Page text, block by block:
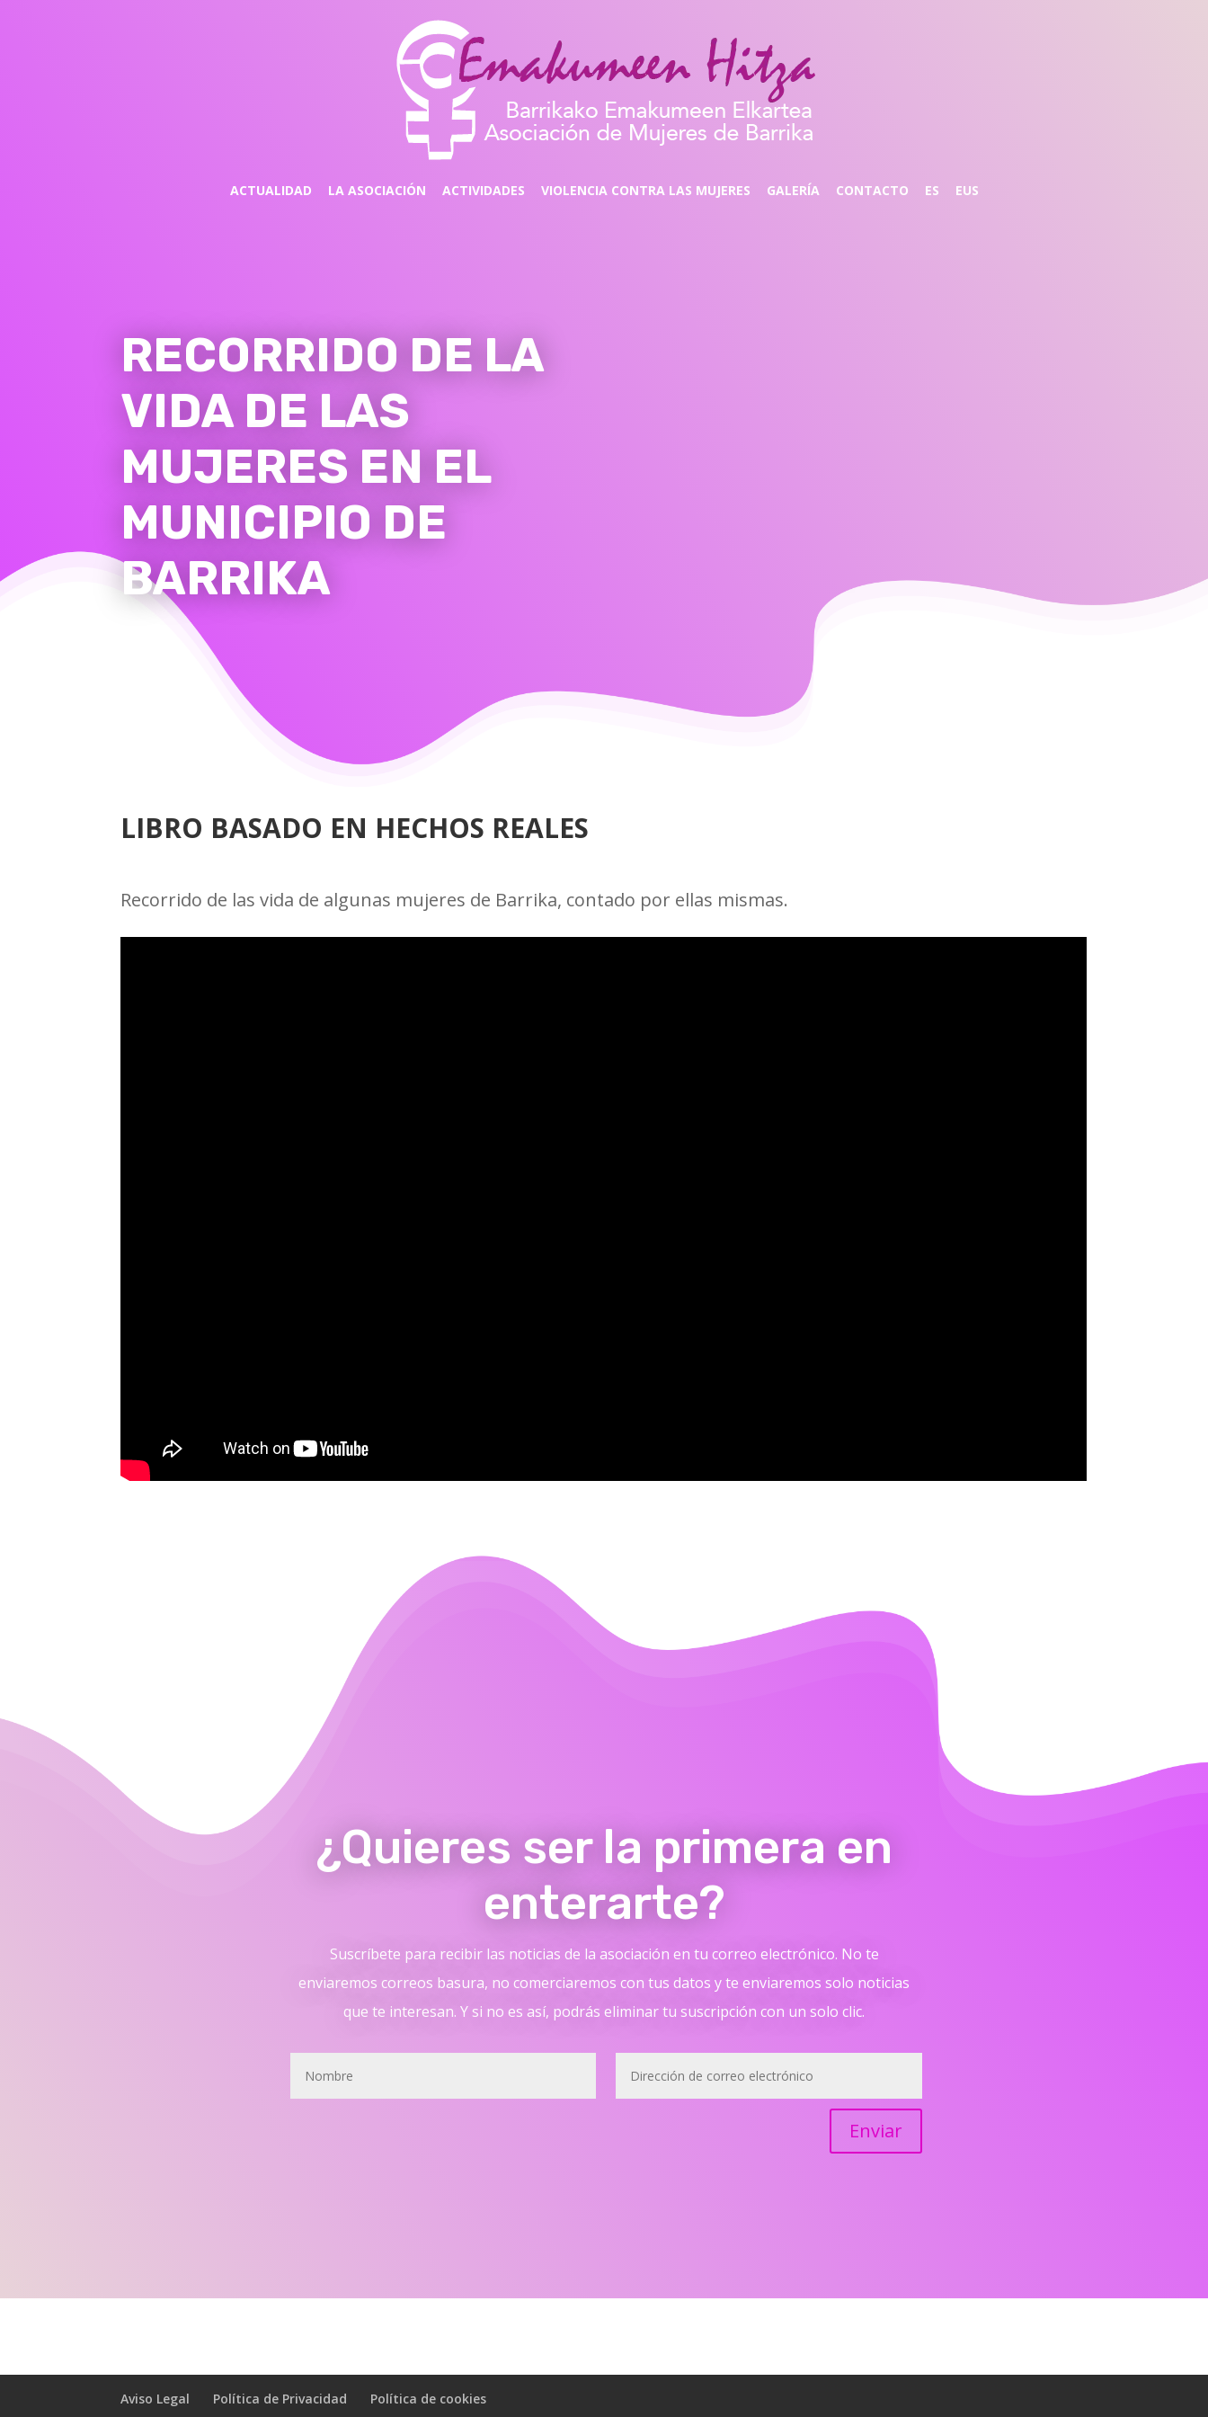
ACTUALIDAD LA ASOCIACIÓN ACTIVIDADES VIOLENCIA CONTRA LAS MUJERES GALERÍA CONTACTO ES EUS
RECORRIDO DE LA
VIDA DE LAS
MUJERES EN EL
MUNICIPIO DE
BARRIKA
LIBRO BASADO EN HECHOS REALES
Recorrido de las vida de algunas mujeres de Barrika, contado por ellas mismas.
¿Quieres ser la primera en
enterarte?
Suscríbete para recibir las noticias de la asociación en tu correo electrónico. No te
enviaremos correos basura, no comerciaremos con tus datos y te enviaremos solo noticias
que te interesan. Y si no es así, podrás eliminar tu suscripción con un solo clic.
Enviar
Aviso Legal Política de Privacidad Política de cookies